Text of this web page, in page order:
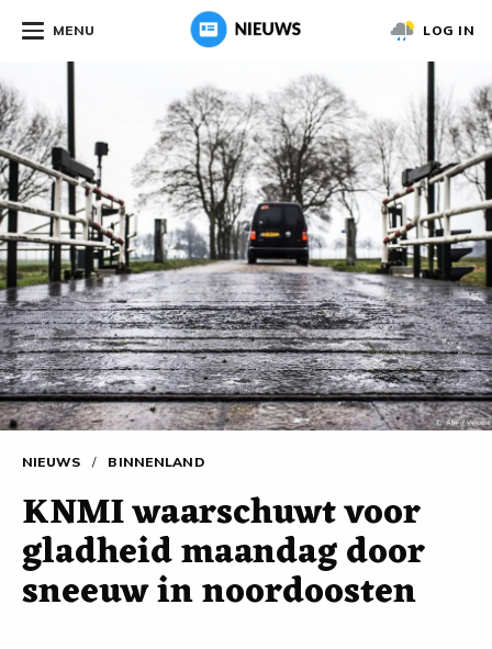
MENU LOG IN
NIEUWS / BINNENLAND
KNMI waarschuwt voor
gladheid maandag door
sneeuw in noordoosten